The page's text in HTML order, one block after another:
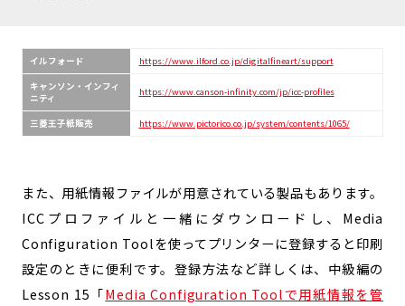
イルフォード
https://www.ilford.co.jp/digitalfineart/support
キャンソン・インフィ
ニティ
https://www.canson-infinity.com/jp/icc-profiles
三菱王子紙販売 https://www.pictorico.co.jp/system/contents/1065/
また、用紙情報ファイルが用意されている製品もあります。
ICCプロファイルと一緒にダウンロードし、Media
Configuration Toolを使ってプリンターに登録すると印刷
設定のときに便利です。登録方法など詳しくは、中級編の
Lesson 15「Media Configuration Toolで用紙情報を管